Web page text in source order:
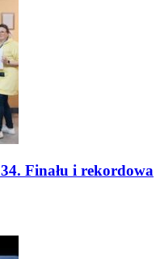
Finału i rekordowa